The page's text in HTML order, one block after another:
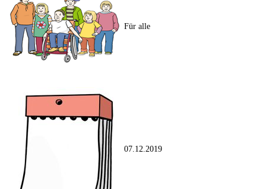
Für alle
07.12.2019